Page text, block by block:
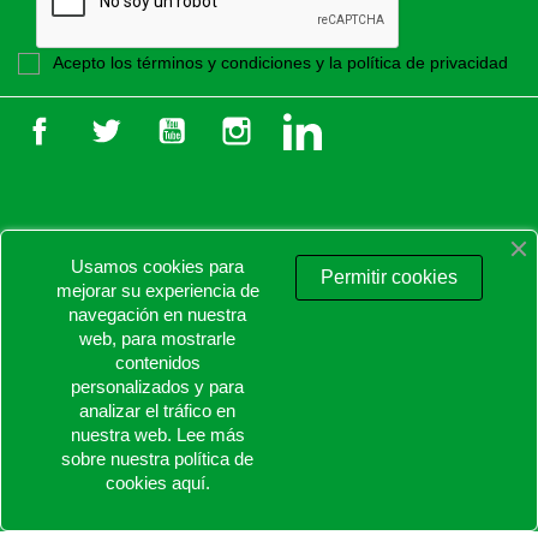
Acepto los términos y condiciones y la política de privacidad
FacebookTwitter YouTube Instagram
PRODUCTOS
NUESTRA EMPRESA
TU CUENTA
INFORMACIÓN DE LA TIENDA
© 2026 - Proaltstore.com - Todos los derechos reservados.
Usamos cookies para
mejorar su experiencia de
navegación en nuestra
web, para mostrarle
contenidos
personalizados y para
analizar el tráfico en
nuestra web. Lee más
sobre nuestra política de
cookies aquí.
Permitir cookies